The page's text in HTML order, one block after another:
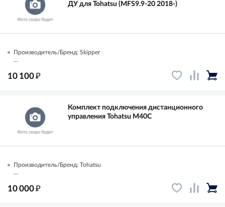
ДУ для Tohatsu (MFS9.9-20 2018-)
Производитель/Бренд: Skipper
...
10 100₽
Комплект подключения дистанционного
управления Tohatsu M40С
Производитель/Бренд: Tohatsu
...
10 000₽